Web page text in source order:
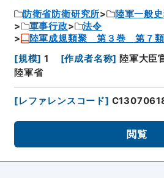
防衛省防衛研究所 陸軍一般
軍事行政
法令
陸軍成規類聚 第３巻 第７
[規模] 1 [作成者名称] 陸軍大臣
陸軍省
[レファレンスコード]
閲覧